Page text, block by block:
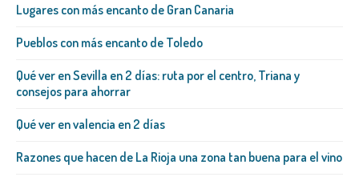
Lugares con más encanto de Gran Canaria
Pueblos con más encanto de Toledo
Qué ver en Sevilla en 2 días: ruta por el centro, Triana y
consejos para ahorrar
Qué ver en valencia en 2 días
Razones que hacen de La Rioja una zona tan buena para el vino